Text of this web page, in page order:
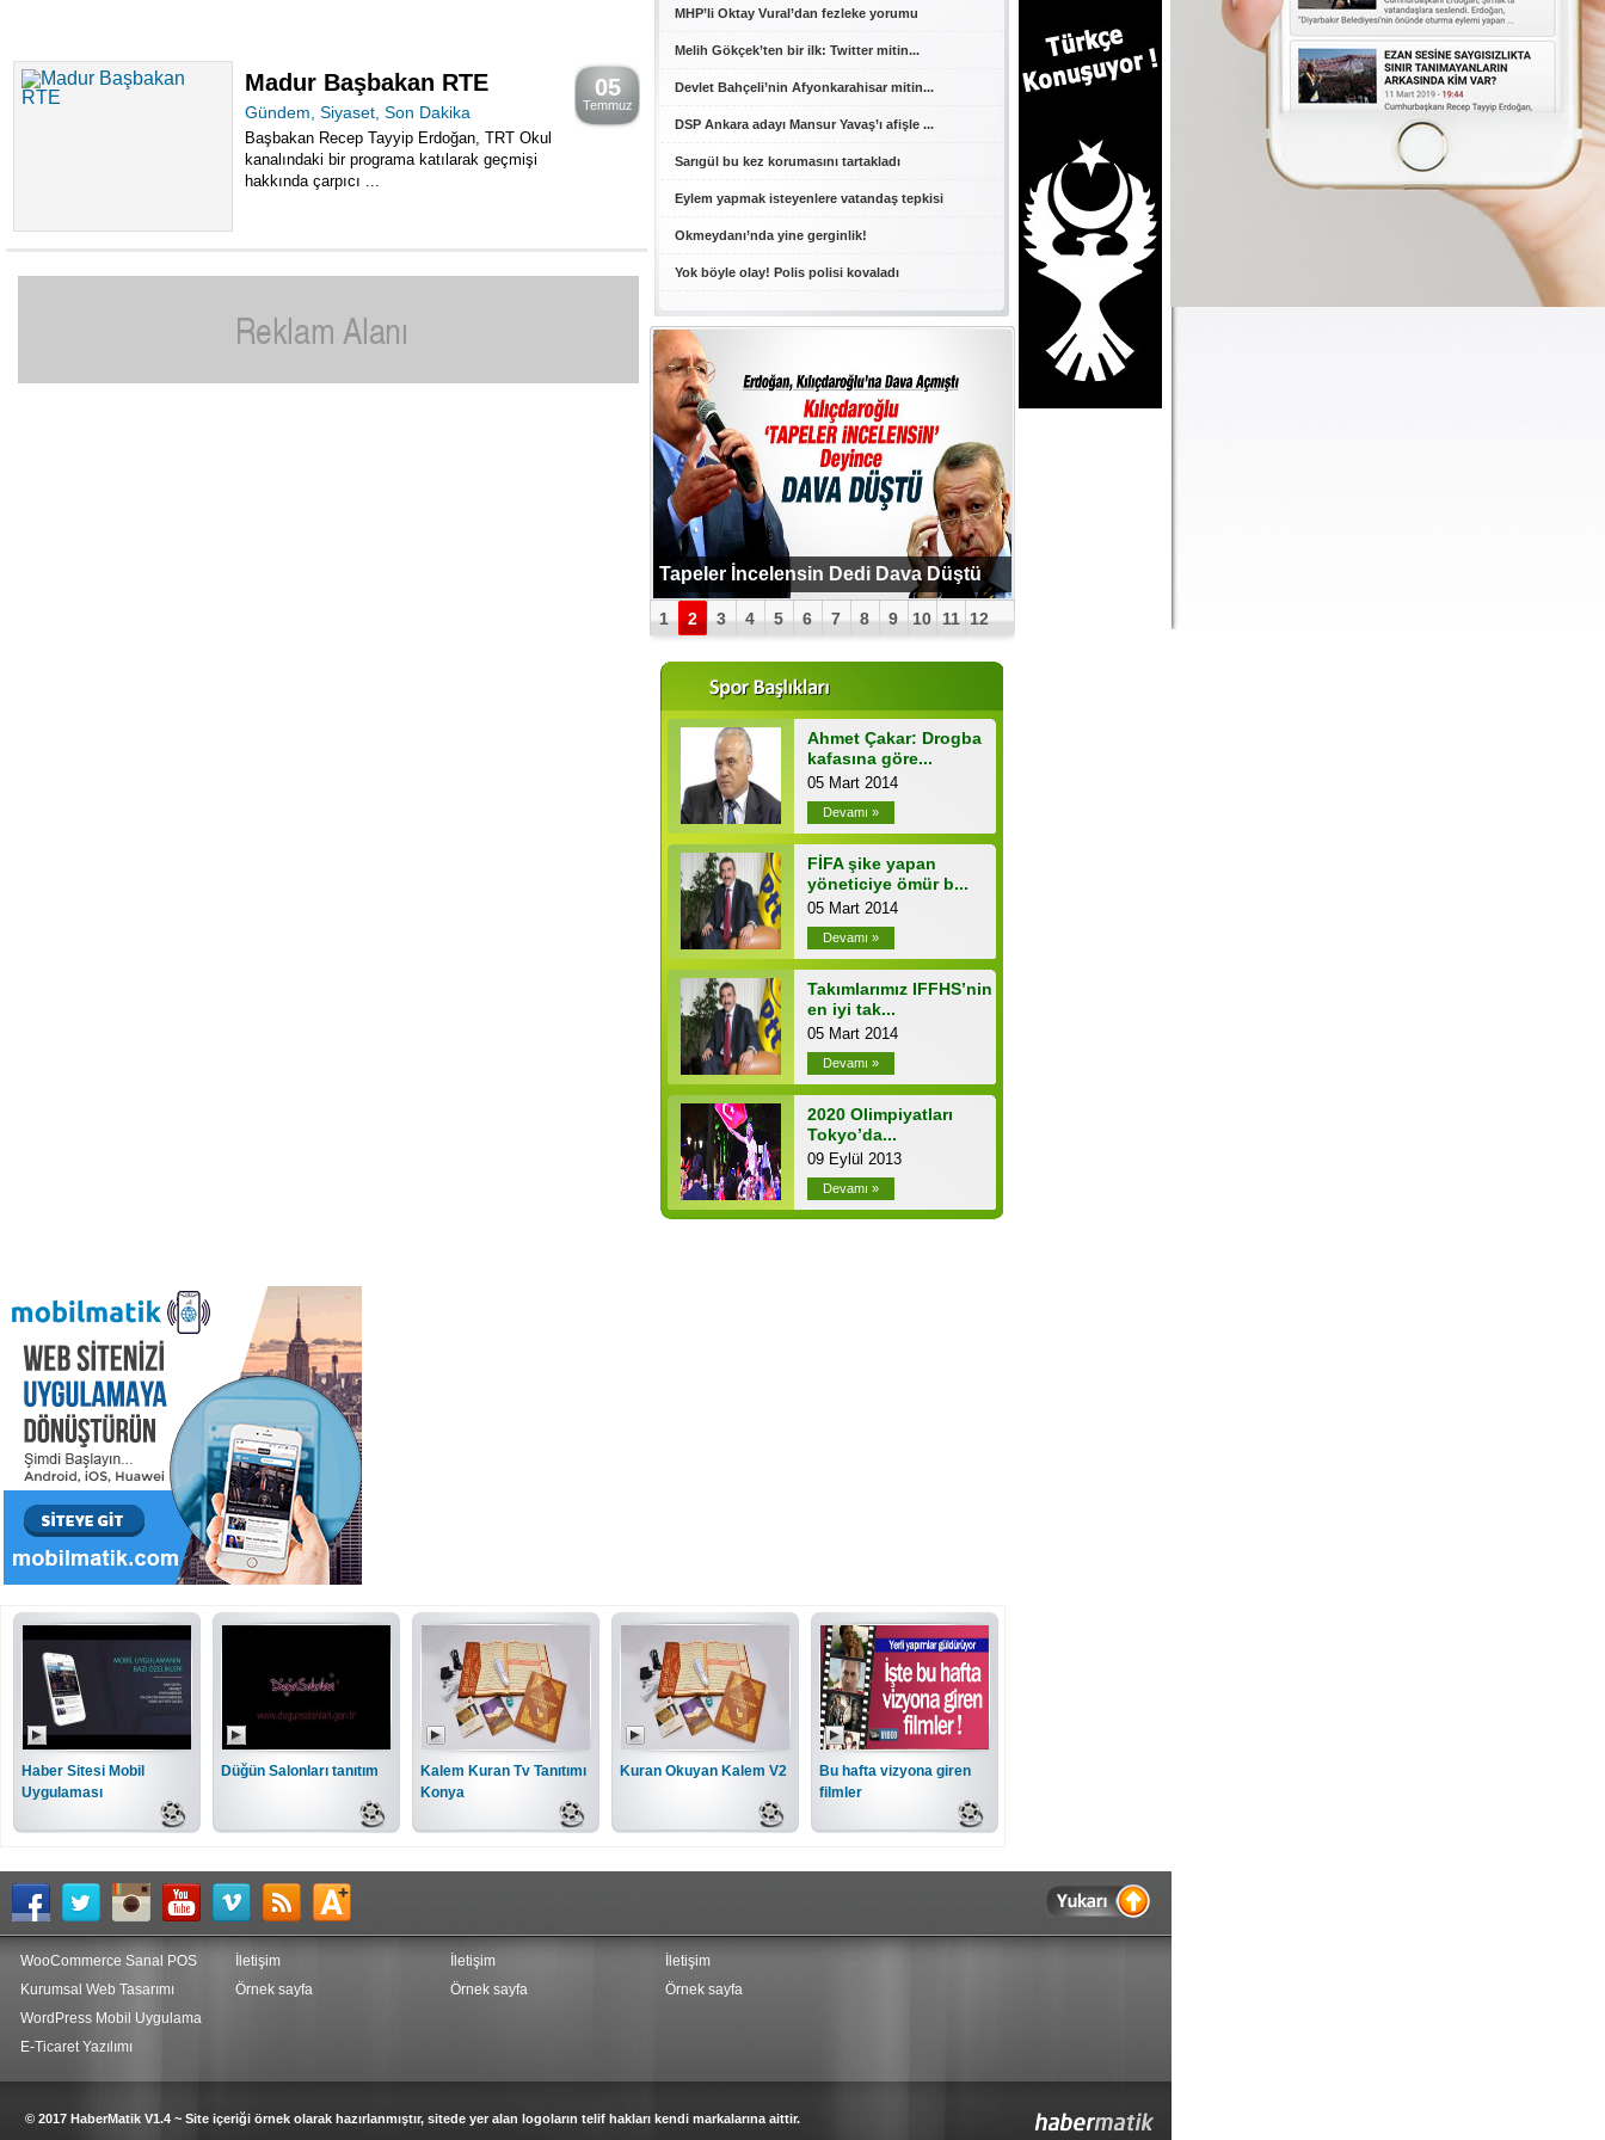
05
Temmuz
Madur Başbakan RTE
Gündem Siyaset Son Dakika
Başbakan Recep Tayyip Erdoğan, TRT Okul
kanalındaki bir programa katılarak geçmişi
hakkında çarpıcı ...
MHP’li Oktay Vural’dan fezleke yorumu
Melih Gökçek’ten bir ilk: Twitter mitin...
Devlet Bahçeli’nin Afyonkarahisar mitin...
DSP Ankara adayı Mansur Yavaş’ı afişle ...
Sarıgül bu kez korumasını tartakladı
Eylem yapmak isteyenlere vatandaş tepkisi
Okmeydanı’nda yine gerginlik!
Yok böyle olay! Polis polisi kovaladı
PUTİN BOMBAYI PATLATTI !
Tapeler İncelensin Dedi Dava Düştü
1 2 3 4 5 6 7 8 9 10 11 12
Ahmet Çakar: Drogba
kafasına göre...
05 Mart 2014
Devamı »
FİFA şike yapan
yöneticiye ömür b...
05 Mart 2014
Devamı »
Takımlarımız IFFHS’nin
en iyi tak...
05 Mart 2014
Devamı »
2020 Olimpiyatları
Tokyo’da...
09 Eylül 2013
Devamı »
Haber Sitesi Mobil
Uygulaması
Düğün Salonları tanıtım
Kalem Kuran Tv Tanıtımı
Konya
Kuran Okuyan Kalem V2
Bu hafta vizyona giren
filmler
WooCommerce Sanal POS
Kurumsal Web Tasarımı
WordPress Mobil Uygulama
E-Ticaret Yazılımı
İletişim
Örnek sayfa
İletişim
Örnek sayfa
İletişim
Örnek sayfa
© 2017 HaberMatik V1.4 ~ Site içeriği örnek olarak hazırlanmıştır, sitede yer alan logoların telif hakları kendi markalarına aittir.